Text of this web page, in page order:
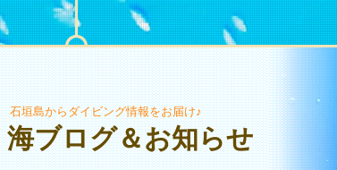
石垣島からダイビング情報をお届け♪
海ブログ＆お知らせ